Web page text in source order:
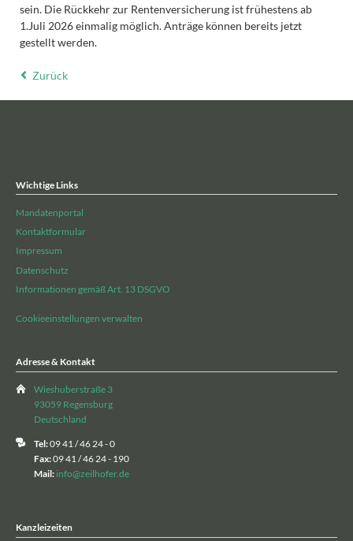
sein. Die Rückkehr zur Rentenversicherung ist frühestens ab
1.Juli 2026 einmalig möglich. Anträge können bereits jetzt
gestellt werden.
Zurück
Wichtige Links
Mandatenportal
Kontaktformular
Impressum
Datenschutz
Informationen gemäß Art. 13 DSGVO
Cookieeinstellungen verwalten
Adresse & Kontakt
Wieshuberstraße 3
93059 Regensburg
Deutschland
Tel:09 41 / 46 24 - 0
Fax:09 41 / 46 24 - 190
Mail: info@zeilhofer.de
Kanzleizeiten